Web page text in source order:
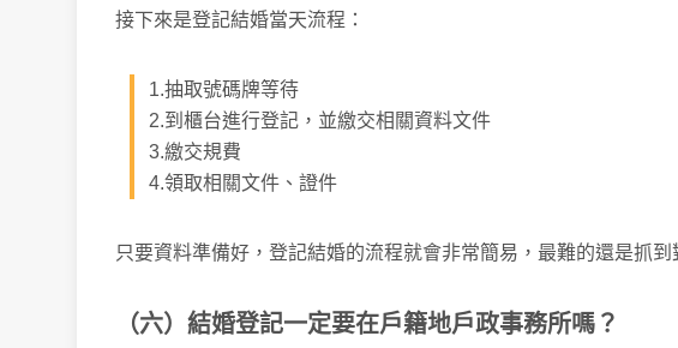
接下來是登記結婚當天流程：
1.抽取號碼牌等待
2.到櫃台進行登記，並繳交相關資料文件
3.繳交規費
4.領取相關文件、證件
只要資料準備好，登記結婚的流程就會非常簡易，最難的還是抓到
（六）結婚登記一定要在戶籍地戶政事務所嗎？